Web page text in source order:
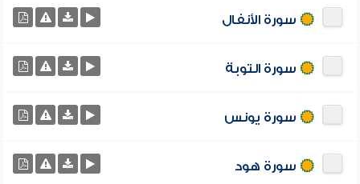
سورة الأنفال
سورة التوبة
سورة يونس
سورة هود